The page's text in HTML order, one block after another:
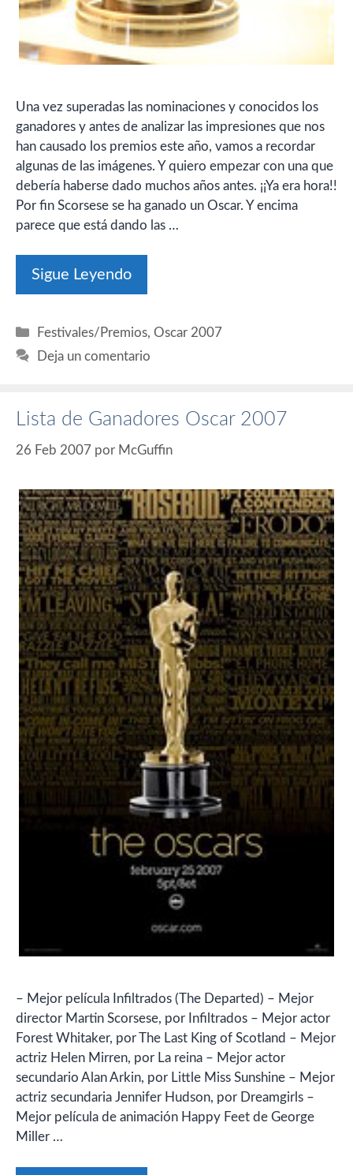
Una vez superadas las nominaciones y conocidos los
ganadores y antes de analizar las impresiones que nos
han causado los premios este año, vamos a recordar
algunas de las imágenes. Y quiero empezar con una que
debería haberse dado muchos años antes. ¡¡Ya era hora!!
Por fin Scorsese se ha ganado un Oscar. Y encima
parece que está dando las …
Sigue Leyendo
Categorías
Festivales/Premios,Oscar 2007
Deja un comentario
Lista de Ganadores Oscar 2007
26 Feb 2007 por McGuffin
– Mejor película Infiltrados (The Departed) – Mejor
director Martin Scorsese, por Infiltrados – Mejor actor
Forest Whitaker, por The Last King of Scotland – Mejor
actriz Helen Mirren, por La reina – Mejor actor
secundario Alan Arkin, por Little Miss Sunshine – Mejor
actriz secundaria Jennifer Hudson, por Dreamgirls –
Mejor película de animación Happy Feet de George
Miller …